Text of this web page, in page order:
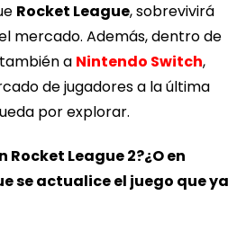
Rocket League, sobrevivirá
mercado. Además, dentro de
a Nintendo Switch,
de jugadores a la última
por explorar.
Rocket League 2?¿O en
se actualice el juego que ya